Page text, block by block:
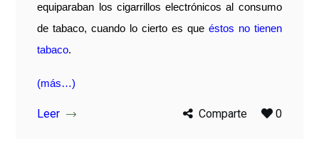
equiparaban los cigarrillos electrónicos al consumo
de tabaco, cuando lo cierto es que éstos no tienen
tabaco.
(más…)
Leer Comparte 0